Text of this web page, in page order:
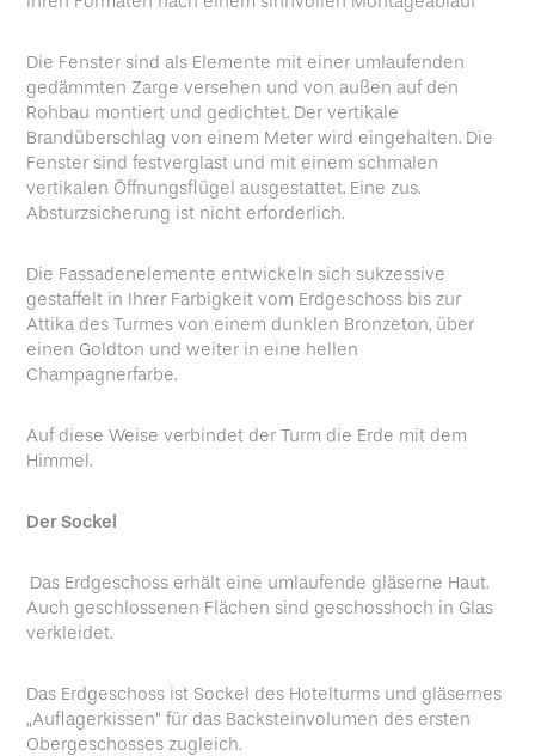
Die Fenster sind als Elemente mit einer umlaufenden
gedämmten Zarge versehen und von außen auf den
Rohbau montiert und gedichtet. Der vertikale
Brandüberschlag von einem Meter wird eingehalten. Die
Fenster sind festverglast und mit einem schmalen
vertikalen Öffnungsflügel ausgestattet. Eine zus.
Absturzsicherung ist nicht erforderlich.
Die Fassadenelemente entwickeln sich sukzessive
gestaffelt in Ihrer Farbigkeit vom Erdgeschoss bis zur
Attika des Turmes von einem dunklen Bronzeton, über
einen Goldton und weiter in eine hellen
Champagnerfarbe.
Auf diese Weise verbindet der Turm die Erde mit dem
Himmel.
Der Sockel
Das Erdgeschoss erhält eine umlaufende gläserne Haut.
Auch geschlossenen Flächen sind geschosshoch in Glas
verkleidet.
Das Erdgeschoss ist Sockel des Hotelturms und gläsernes
„Auflagerkissen“ für das Backsteinvolumen des ersten
Obergeschosses zugleich.